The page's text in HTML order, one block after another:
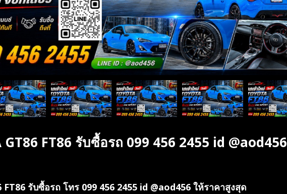
GT86 FT86 รับซื้อรถ 099 456 2455 id @aod456
FT86 รับซื้อรถ โทร 099 456 2455 id @aod456 ให้ราคาสูงสุด